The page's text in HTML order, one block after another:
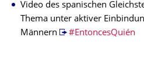
Video des spanischen
Thema unter aktiver
Männern
#EntoncesQuién